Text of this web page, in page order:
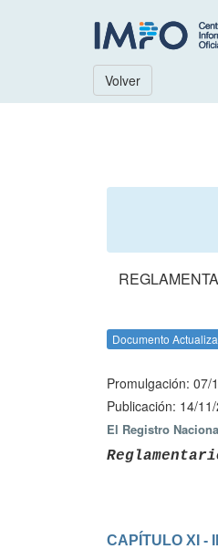
Volver
Documento
Promulgación: 07/
Publicación: 14/
El Registro
CAPÍTULO XI -